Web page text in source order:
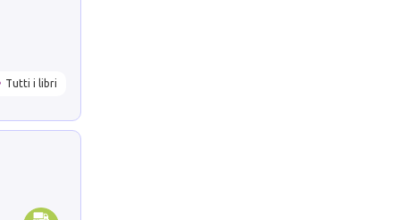
Tutti i libri